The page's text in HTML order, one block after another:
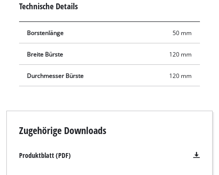
oder Zwischenräumen erreicht werden. Die nach außen
gerichteten Borsten erleichtern ebenfalls die Reinigung an
Engstellen.
Technische Details
Borstenlänge 50 mm
Breite Bürste 120 mm
Durchmesser Bürste 120 mm
Zugehörige Downloads
Produktblatt (PDF)